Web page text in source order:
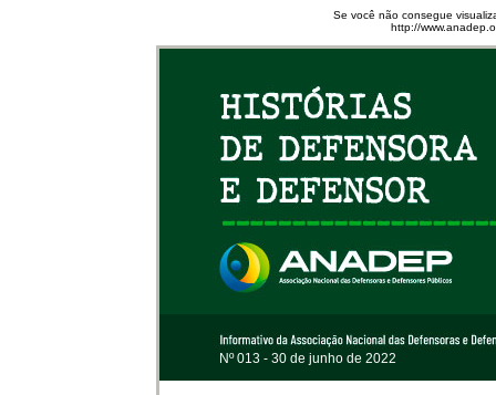
Se você não consegue
http://
Nº 013 - 30 de junho de 2022